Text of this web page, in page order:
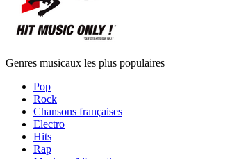
Genres musicaux les plus populaires
Pop
Rock
Chansons françaises
Electro
Hits
Rap